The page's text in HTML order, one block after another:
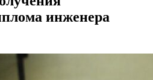
инженера